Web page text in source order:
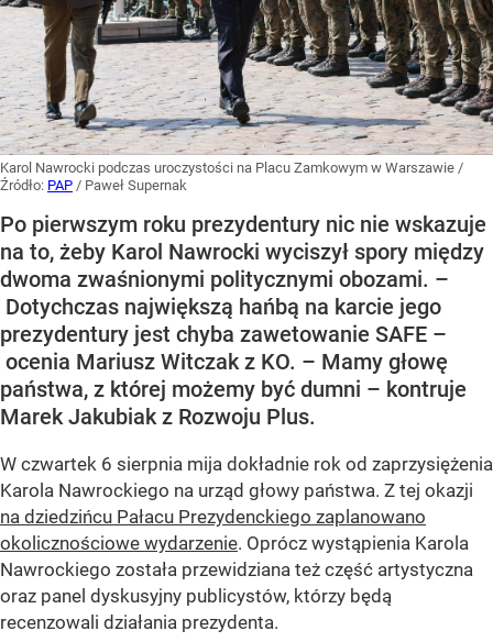
Karol Nawrocki podczas uroczystości na Placu Zamkowym w Warszawie /
Źródło: PAP / Paweł Supernak
Po pierwszym roku prezydentury nic nie wskazuje
na to, żeby Karol Nawrocki wyciszył spory między
dwoma zwaśnionymi politycznymi obozami. –
Dotychczas największą hańbą na karcie jego
prezydentury jest chyba zawetowanie SAFE –
ocenia Mariusz Witczak z KO. – Mamy głowę
państwa, z której możemy być dumni – kontruje
Marek Jakubiak z Rozwoju Plus.
W czwartek 6 sierpnia mija dokładnie rok od zaprzysiężenia
Karola Nawrockiego na urząd głowy państwa. Z tej okazji
na dziedzińcu Pałacu Prezydenckiego zaplanowano
okolicznościowe wydarzenie. Oprócz wystąpienia Karola
Nawrockiego została przewidziana też część artystyczna
oraz panel dyskusyjny publicystów, którzy będą
recenzowali działania prezydenta.